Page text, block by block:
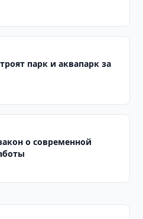
парк и аквапарк за
о современной